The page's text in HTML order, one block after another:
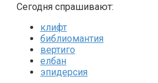
Сегодня спрашивают:
клифт
библиомантия
вертиго
елбан
эпидерсия